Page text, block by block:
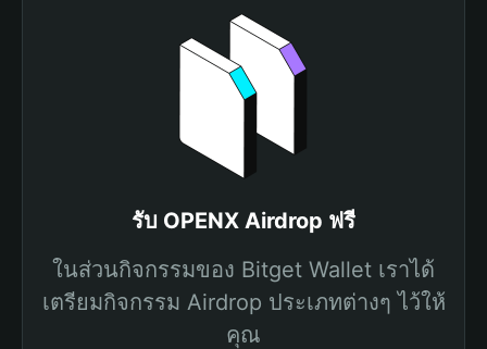
รับ OPENX Airdrop ฟรี
ในส่วนกิจกรรมของ Bitget Wallet เราได้
เตรียมกิจกรรม Airdrop ประเภทต่างๆ ไว้ให้
คุณ